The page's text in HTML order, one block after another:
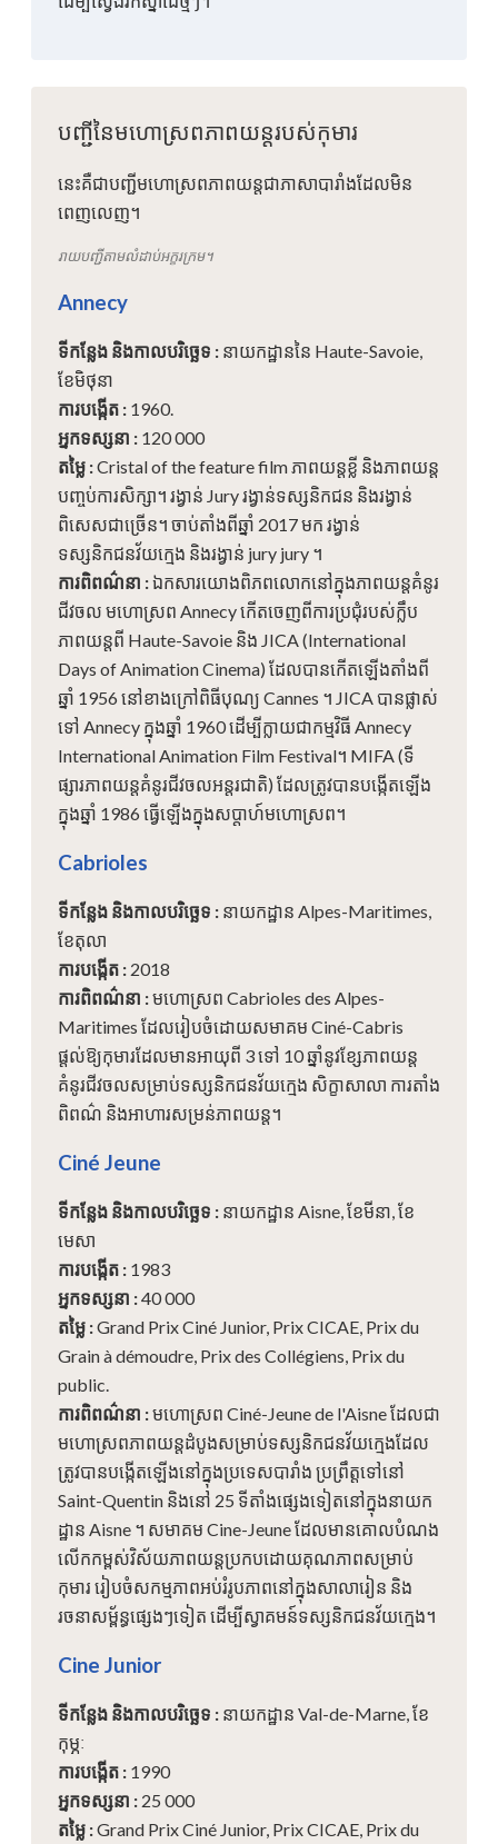
បញ្ជីនៃមហោស្រពភាពយន្តរបស់កុមារ
នេះគឺជាបញ្ជីមហោស្រពភាពយន្តជាភាសាបារាំងដែលមិន
ពេញលេញ។
រាយបញ្ជីតាមលំដាប់អក្ខរក្រម។
Annecy
ទីកន្លែង និងកាលបរិច្ឆេទ : នាយកដ្ឋាននៃ Haute-Savoie,
ខែមិថុនា
ការបង្កើត : 1960.
អ្នកទស្សនា : 120 000
តម្លៃ :Cristal of the feature film ភាពយន្តខ្លី និងភាពយន្ត
បញ្ចប់ការសិក្សា។ រង្វាន់ Jury រង្វាន់ទស្សនិកជន និងរង្វាន់
ពិសេសជាច្រើន។ ចាប់តាំងពីឆ្នាំ 2017 មក រង្វាន់
ទស្សនិកជនវ័យក្មេង និងរង្វាន់ jury jury ។
ការពិពណ៌នា :ឯកសារយោងពិភពលោកនៅក្នុងភាពយន្តគំនូរ
ជីវចល មហោស្រព Annecy កើតចេញពីការប្រជុំរបស់ក្លឹប
ភាពយន្តពី Haute-Savoie និង JICA (International
Days of Animation Cinema) ដែលបានកើតឡើងតាំងពី
ឆ្នាំ 1956 នៅខាងក្រៅពិធីបុណ្យ Cannes ។ JICA បានផ្លាស់
ទៅ Annecy ក្នុងឆ្នាំ 1960 ដើម្បីក្លាយជាកម្មវិធី Annecy
International Animation Film Festival។ MIFA (ទី
ផ្សារភាពយន្តគំនូរជីវចលអន្តរជាតិ) ដែលត្រូវបានបង្កើតឡើង
ក្នុងឆ្នាំ 1986 ធ្វើឡើងក្នុងសប្តាហ៍មហោស្រព។
Cabrioles
ទីកន្លែង និងកាលបរិច្ឆេទ : នាយកដ្ឋាន Alpes-Maritimes,
ខែតុលា
ការបង្កើត : 2018
ការពិពណ៌នា :មហោស្រព Cabrioles des Alpes-
Maritimes ដែលរៀបចំដោយសមាគម Ciné-Cabris
ផ្តល់ឱ្យកុមារដែលមានអាយុពី 3 ទៅ 10 ឆ្នាំនូវខ្សែភាពយន្ត
គំនូរជីវចលសម្រាប់ទស្សនិកជនវ័យក្មេង សិក្ខាសាលា ការតាំង
ពិពណ៌ និងអាហារសម្រន់ភាពយន្ត។
Ciné Jeune
ទីកន្លែង និងកាលបរិច្ឆេទ : នាយកដ្ឋាន Aisne, ខែមីនា, ខែ
មេសា
ការបង្កើត : 1983
អ្នកទស្សនា :40 000
តម្លៃ :Grand Prix Ciné Junior, Prix CICAE, Prix du
Grain à démoudre, Prix des Collégiens, Prix du
public.
ការពិពណ៌នា :មហោស្រព Ciné-Jeune de l'Aisne ដែលជា
មហោស្រពភាពយន្តដំបូងសម្រាប់ទស្សនិកជនវ័យក្មេងដែល
ត្រូវបានបង្កើតឡើងនៅក្នុងប្រទេសបារាំង ប្រព្រឹត្តទៅនៅ
Saint-Quentin និងនៅ 25 ទីតាំងផ្សេងទៀតនៅក្នុងនាយក
ដ្ឋាន Aisne ។ សមាគម Cine-Jeune ដែលមានគោលបំណង
លើកកម្ពស់វិស័យភាពយន្តប្រកបដោយគុណភាពសម្រាប់
កុមារ រៀបចំសកម្មភាពអប់រំរូបភាពនៅក្នុងសាលារៀន និង
រចនាសម្ព័ន្ធផ្សេងៗទៀត ដើម្បីស្វាគមន៍ទស្សនិកជនវ័យក្មេង។
Cine Junior
ទីកន្លែង និងកាលបរិច្ឆេទ : នាយកដ្ឋាន Val-de-Marne, ខែ
កុម្ភៈ
ការបង្កើត : 1990
អ្នកទស្សនា : 25 000
តម្លៃ :Grand Prix Ciné Junior, Prix CICAE, Prix du